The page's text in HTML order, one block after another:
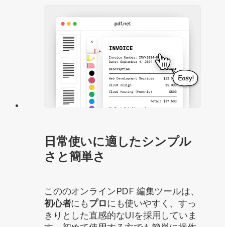
日常使いに適したシンプル
さと簡単さ
こののオンラインPDF 編集ツールは、
初心者にもプロにも使いやすく、すっ
きりとした直感的なUIを採用していま